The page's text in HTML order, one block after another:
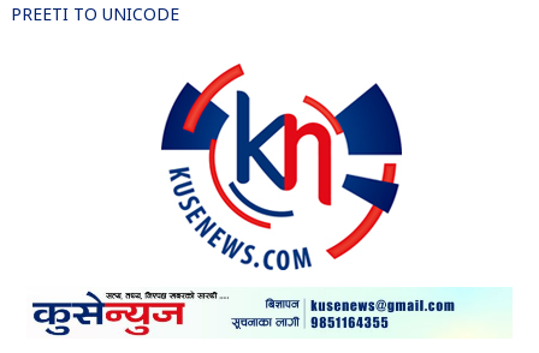
PREETI TO UNICODE